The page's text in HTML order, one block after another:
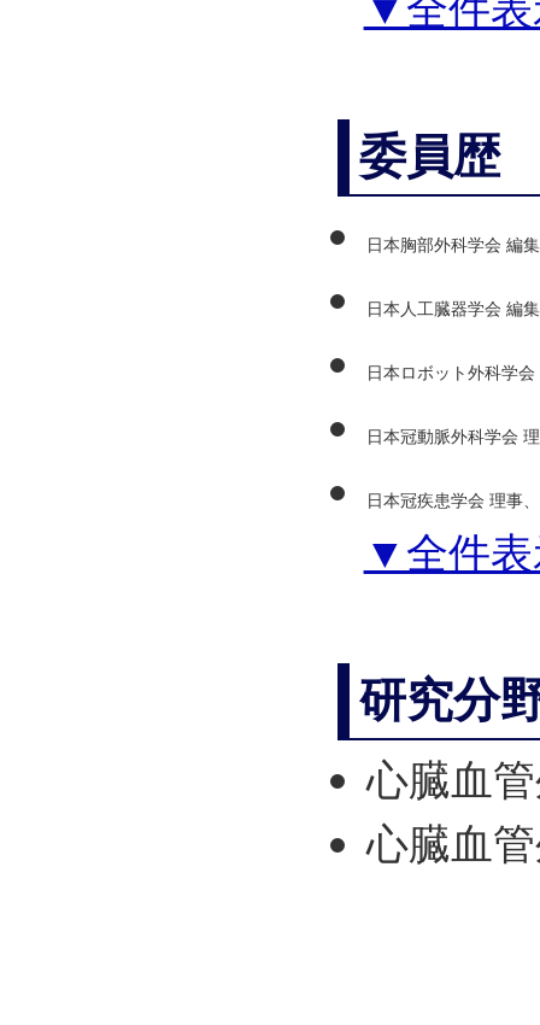
委員歴
日本胸部外科学会 編
日本人工臓器学会 編
日本ロボット外科学会
日本冠動脈外科学会
日本冠疾患学会 理事
▼全件表
研究分
心臓血
心臓血